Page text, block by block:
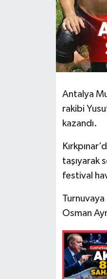
Antalya
rakibi
kazandı.
taşıyarak
festival
Osman
POLİTİKA
RESMİ İLANLAR
SAĞLIK
Teknoloji